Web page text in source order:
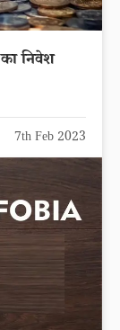
निवेश
7th Feb 2023